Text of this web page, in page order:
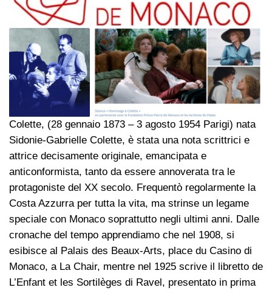
Colette, (28 gennaio 1873 – 3 agosto 1954 Parigi) nata
Sidonie-Gabrielle Colette, è stata una nota scrittrici e
attrice decisamente originale, emancipata e
anticonformista, tanto da essere annoverata tra le
protagoniste del XX secolo. Frequentò regolarmente la
Costa Azzurra per tutta la vita, ma strinse un legame
speciale con Monaco soprattutto negli ultimi anni. Dalle
cronache del tempo apprendiamo che nel 1908, si
esibisce al Palais des Beaux-Arts, place du Casino di
Monaco, a La Chair, mentre nel 1925 scrive il libretto de
L’Enfant et les Sortilèges di Ravel, presentato in prima